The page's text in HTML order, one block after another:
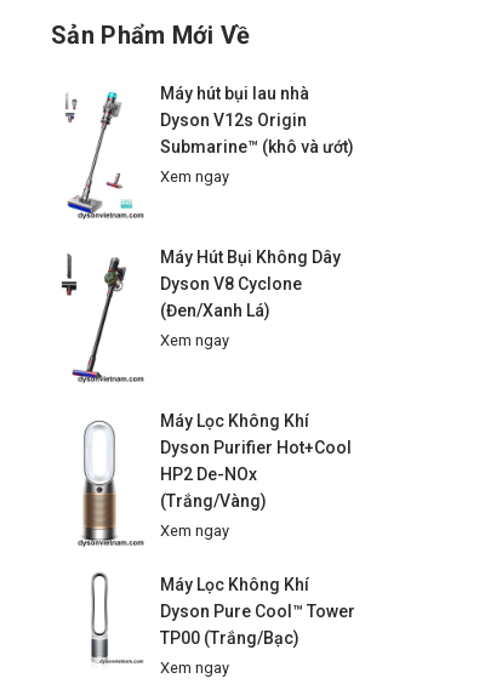
Sản Phẩm Mới Về
Máy hút bụi lau nhà
Dyson V12s Origin
Submarine™ (khô và ướt)
Xem ngay
Máy Hút Bụi Không Dây
Dyson V8 Cyclone
(Đen/Xanh Lá)
Xem ngay
Máy Lọc Không Khí
Dyson Purifier Hot+Cool
HP2 De-NOx
(Trắng/Vàng)
Xem ngay
Máy Lọc Không Khí
Dyson Pure Cool™ Tower
TP00 (Trắng/Bạc)
Xem ngay